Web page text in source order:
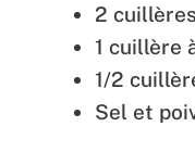
2
1 cuillère
1/2
Sel et